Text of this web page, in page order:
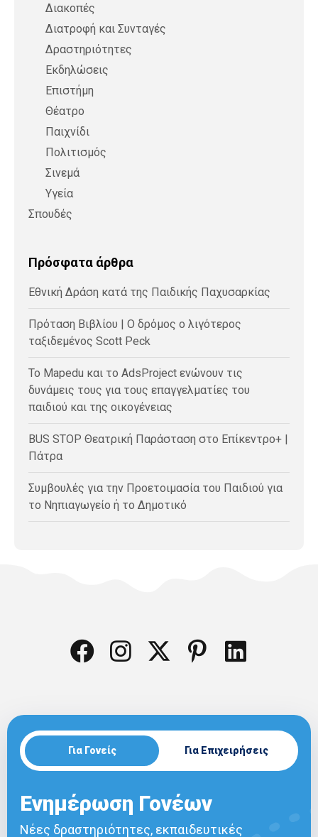
Διακοπές
Διατροφή και Συνταγές
Δραστηριότητες
Εκδηλώσεις
Επιστήμη
Θέατρο
Παιχνίδι
Πολιτισμός
Σινεμά
Υγεία
Σπουδές
Πρόσφατα άρθρα
Εθνική Δράση κατά της Παιδικής Παχυσαρκίας
Πρόταση Βιβλίου | Ο δρόμος ο λιγότερος
ταξιδεμένος Scott Peck
Το Mapedu και το AdsProject ενώνουν τις
δυνάμεις τους για τους επαγγελματίες του
παιδιού και της οικογένειας
BUS STOP Θεατρική Παράσταση στο Επίκεντρο+ |
Πάτρα
Συμβουλές για την Προετοιμασία του Παιδιού για
το Νηπιαγωγείο ή το Δημοτικό
Για Γονείς Για Επιχειρήσεις
Ενημέρωση Γονέων
Νέες δραστηριότητες, εκπαιδευτικές